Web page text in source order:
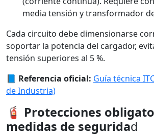
media tensión y transformador
Cada circuito debe dimensionarse
soportar la potencia del cargador,
tensión superiores al 5 %.
📘 Referencia oficial: Guía técnica
de Industria)
🧯 Protecciones
medidas de seguridad